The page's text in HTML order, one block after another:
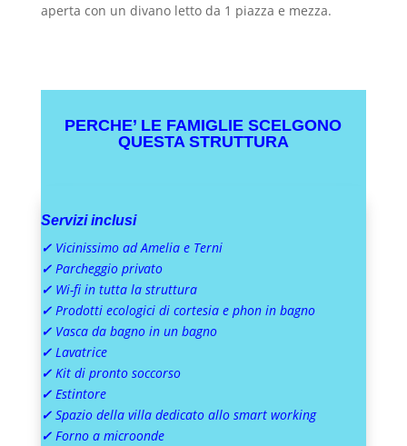
aperta con un divano letto da 1 piazza e mezza.
PERCHE’ LE FAMIGLIE SCELGONO
QUESTA STRUTTURA
Servizi inclusi
✓Vicinissimo ad Amelia e Terni
✓ Parcheggio privato
✓ Wi-fi in tutta la struttura
✓ Prodotti ecologici di cortesia e phon in bagno
✓ Vasca da bagno in un bagno
✓ Lavatrice
✓ Kit di pronto soccorso
✓ Estintore
✓ Spazio della villa dedicato allo smart working
✓ Forno a microonde